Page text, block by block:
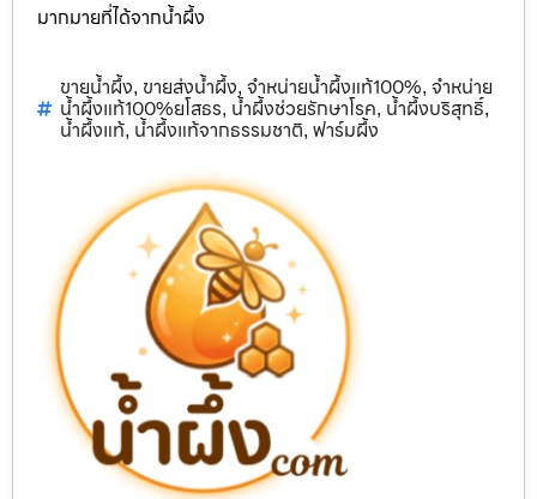
มากมายที่ได้จากน้ำผึ้ง
ขายน้ำผึ้ง, ขายส่งน้ำผึ้ง, จำหน่ายน้ำผึ้งแท้100%, จำหน่าย
น้ำผึ้งแท้100%ยโสธร, น้ำผึ้งช่วยรักษาโรค, น้ำผึ้งบริสุทธิ์,
น้ำผึ้งแท้, น้ำผึ้งแท้จากธรรมชาติ, ฟาร์มผึ้ง